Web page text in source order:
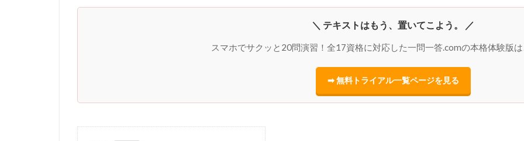
＼ テキストはもう、置いてこよう。 ／
スマホでサクッと20問演習！全17資格に対応した一問一答.comの本格体験版は
➡ 無料トライアル一覧ページを見る